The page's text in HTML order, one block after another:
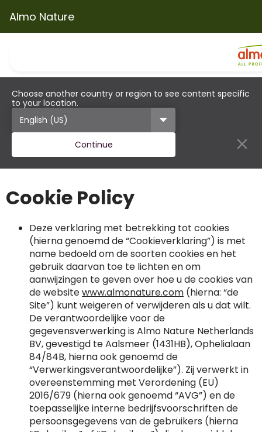
Almo Nature
Choose another country or region to see content specific
to your location.
Continue
Cookie Policy
Deze verklaring met betrekking tot cookies
(hierna genoemd de “Cookieverklaring”) is met
name bedoeld om de soorten cookies en het
gebruik daarvan toe te lichten en om
aanwijzingen te geven over hoe u de cookies van
de websitewww.almonature.com (hierna: “de
Site”) kunt weigeren of verwijderen als u dat wilt.
De verantwoordelijke voor de
gegevensverwerking is Almo Nature Netherlands
BV, gevestigd te Aalsmeer (1431HB), Ophelialaan
84/84B, hierna ook genoemd de
“Verwerkingsverantwoordelijke”). Zij verwerkt in
overeenstemming met Verordening (EU)
2016/679 (hierna ook genoemd “AVG”) en de
toepasselijke interne bedrijfsvoorschriften de
persoonsgegevens van de gebruikers (hierna